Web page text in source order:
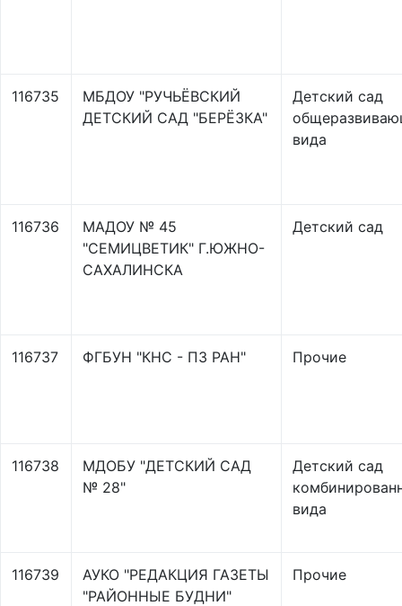
116735
МБДОУ "РУЧЬЁВСКИЙ
ДЕТСКИЙ САД "БЕРЁЗКА"
Детский сад
вида
116736
МАДОУ № 45
"СЕМИЦВЕТИК" Г.ЮЖНО-
САХАЛИНСКА
Детский сад
116737 ФГБУН "КНС - ПЗ РАН" Прочие
116738
МДОБУ "ДЕТСКИЙ САД
№ 28"
Детский сад
вида
116739
АУКО "РЕДАКЦИЯ ГАЗЕТЫ
"РАЙОННЫЕ БУДНИ"
Прочие